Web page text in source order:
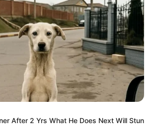
After 2 Yrs What He Does Next Will Stun